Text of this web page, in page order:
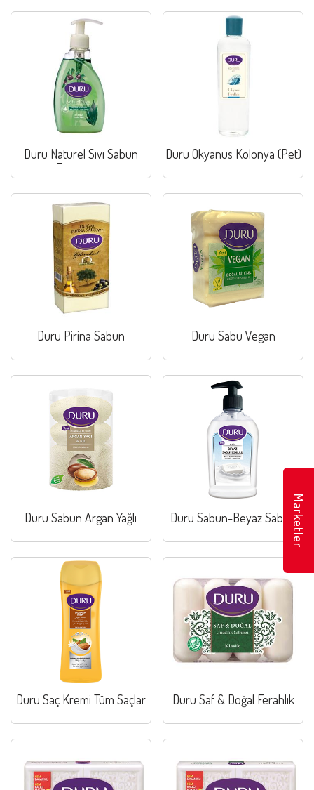
Duru Naturel Sıvı Sabun
Zeytinyağı
Duru Okyanus Kolonya (Pet)
Duru Pirina Sabun Duru Sabu Vegan
Duru Sabun Argan Yağlı
Duru Sabun-Beyaz Sabun
Kokulu
Duru Saç Kremi Tüm Saçlar Duru Saf & Doğal Ferahlık
Marketler